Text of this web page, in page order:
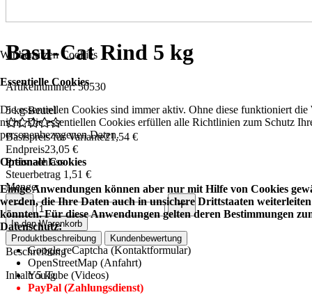
Basu-Cat Rind 5 kg
Artikelnummer: 50530
5 kg Beutel
Basispreis für Variante21,54 €
Endpreis23,05 €
Preisnachlass
Steuerbetrag 1,51 €
Menge:
In den Warenkorb
Produktbeschreibung
Kundenbewertung
Beschreibung
Inhalt: 5 kg
Wir benutzen Cookies
Essentielle Cookies
Die essentiellen Cookies sind immer aktiv. Ohne diese funktioniert die
nicht. Die essentiellen Cookies erfüllen alle Richtlinien zum Schutz
personenbezogenen Daten.
Optionale Cookies
Einige Anwendungen können aber nur mit Hilfe von Cookies
werden, die Ihre Daten auch in unsichere Drittstaaten weiterleiten
könnten. Für diese Anwendungen gelten deren Bestimmungen
Datenschutz:
Google reCaptcha (Kontaktformular)
OpenStreetMap (Anfahrt)
YouTube (Videos)
PayPal (Zahlungsdienst)